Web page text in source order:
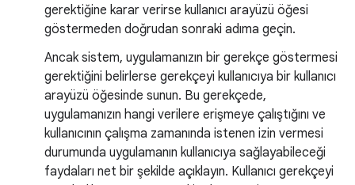
gerektiğine karar verirse kullanıcı arayüzü öğesi
göstermeden doğrudan sonraki adıma geçin.
Ancak sistem, uygulamanızın bir gerekçe göstermesi
gerektiğini belirlerse gerekçeyi kullanıcıya bir kullanıcı
arayüzü öğesinde sunun. Bu gerekçede,
uygulamanızın hangi verilere erişmeye çalıştığını ve
kullanıcının çalışma zamanında istenen izin vermesi
durumunda uygulamanın kullanıcıya sağlayabileceği
faydaları net bir şekilde açıklayın. Kullanıcı gerekçeyi